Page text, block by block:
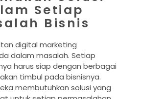
Setiap
Bisnis
digital marketing
dalam masalah. Setiap
harus siap dengan berbagai
timbul pada bisnisnya.
membutuhkan solusi yang